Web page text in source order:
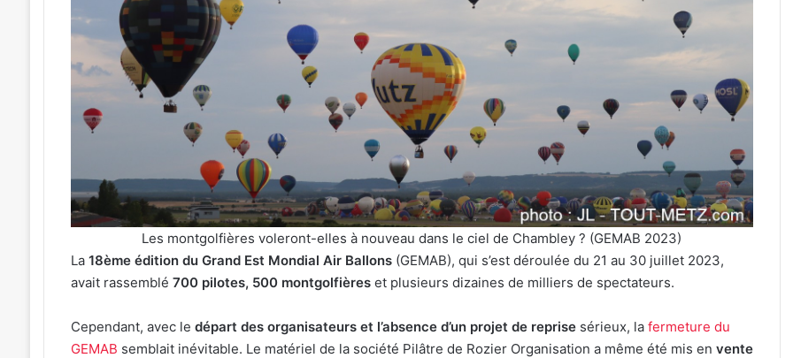
Les montgolfières voleront-elles à nouveau dans le ciel de Chambley ? (GEMAB 2023)
La 18ème édition du Grand Est Mondial Air Ballons(GEMAB), qui s’est déroulée du 21 au 30 juillet 2023,
avait rassemblé 700 pilotes, 500 montgolfières et plusieurs dizaines de milliers de spectateurs.
Cependant, avec le départ des organisateurs et l’absence d’un projet de reprisesérieux, la fermeture du
GEMAB semblait inévitable. Le matériel de la société Pilâtre de Rozier Organisation a même été mis en vente
4 soirées concerts prévues à Ars-
sur-Moselle du 7 au 28 août 2026
:
J-
1
cinéma
au
Plan
d’Eau
4 août 2026
Metz : J-1 avant le cinéma plein
air au Plan d’Eau
Un
organisé
archéologique
Bliesbruck
les
7
et
Un festival de
organisé au parc
de Bliesbruck les 7